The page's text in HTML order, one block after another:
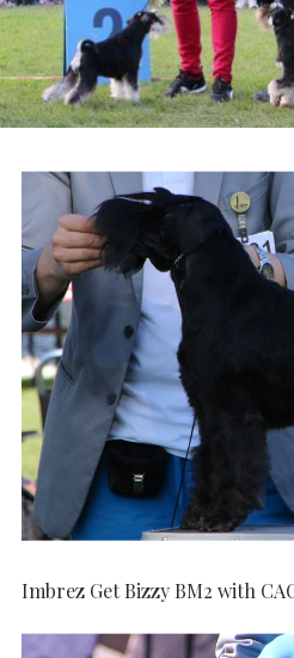
Imbrez Get Bizzy BM2 with